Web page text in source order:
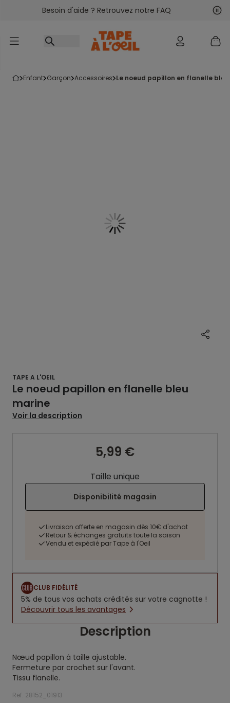
Accéder au contenu
Besoin d'aide ? Retrouvez notre FAQ
enfant garçon accessoires le noeud papillon en flanelle
TAPE A L'OEIL
Le noeud papillon en flanelle bleu
marine
Voir la description
5,99 €
Taille unique
Disponibilité magasin
Livraison offerte en magasin dès 10€ d'achat
Retour & échanges gratuits toute la saison
Vendu et expédié par Tape à l'Oeil
CLUB FIDÉLITÉ
5% de tous vos achats crédités sur votre cagnotte !
Découvrir tous les avantages
Description
Nœud papillon à taille ajustable.
Fermeture par crochet sur l'avant.
Tissu flanelle.
Ref. 28152_01913